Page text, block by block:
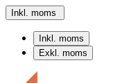
Inkl. moms
Inkl. moms
Exkl. moms